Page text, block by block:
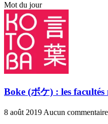
Mot du jour
Boke (ボケ) : les facultés
8 août 2019 Aucun commentaire